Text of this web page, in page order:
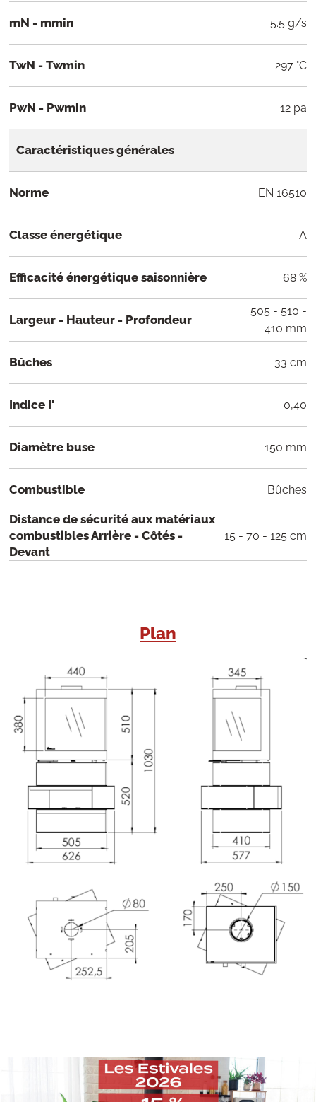
mN - mmin 5.5 g/s
TwN - Twmin 297 °C
PwN - Pwmin 12 pa
Caractéristiques générales
Norme EN 16510
Classe énergétique A
Efficacité énergétique saisonnière 68 %
Largeur - Hauteur - Profondeur
505 - 510 -
410 mm
Bûches 33 cm
Indice I' 0,40
Diamètre buse 150 mm
Combustible Bûches
Distance de sécurité aux matériaux
combustibles Arrière - Côtés -
Devant
15 - 70 - 125 cm
Plan